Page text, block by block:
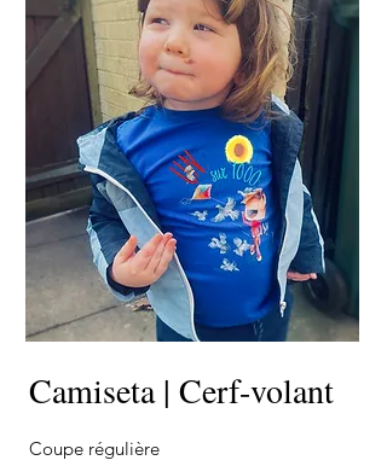
Camiseta | Cerf-volant
Coupe régulière